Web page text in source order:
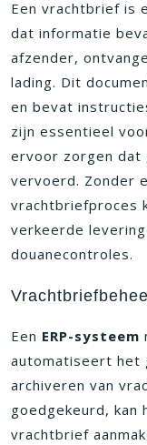
Een vrachtbrief is
dat informatie
afzender,
lading. Dit
en bevat
zijn essentieel
ervoor zorgen dat
vervoerd. Zonder
vrachtbriefproces
verkeerde
douanecontroles.
Een ERP-systeem
automatiseert het
archiveren van
goedgekeurd, kan
vrachtbrief